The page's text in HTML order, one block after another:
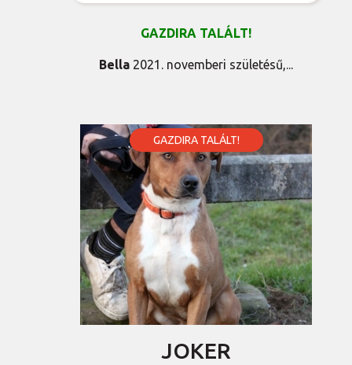
GAZDIRA TALÁLT!
Bella 2021. novemberi születésű,...
GAZDIRA TALÁLT!
JOKER